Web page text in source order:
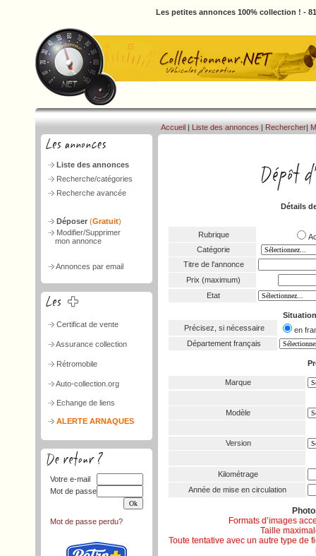
Les petites annonces 100% collection ! -
Liste des annonces
Recherche/catégories
Recherche avancée
Déposer (Gratuit)
Modifier/Supprimer
mon annonce
Annonces par email
Certificat de vente
Assurance collection
Rétromobile
Auto-collection.org
Echange de liens
ALERTE ARNAQUES
Votre e-mail
Mot de passe
Mot de passe perdu?
Accueil | Liste des annonces | Rechercher|
Détails
Rubrique
Catégorie
Titre de l'annonce
Prix (maximum)
Etat
Précisez, si nécessaire
en
Département français
Marque
Modèle
Version
Kilométrage
Année de mise en circulation
Formats d’images
Taille
Toute tentative avec un autre type de